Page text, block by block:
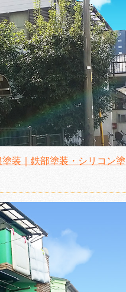
装｜鉄部塗装・シリコン塗